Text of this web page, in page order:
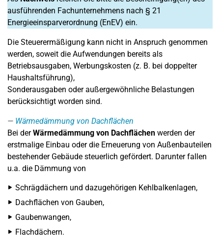
ausführenden Fachunternehmens nach § 21
Energieeinsparverordnung (EnEV) ein.
Die Steuerermäßigung kann nicht in Anspruch genommen
werden, soweit die Aufwendungen bereits als
Betriebsausgaben, Werbungskosten (z. B. bei doppelter
Haushaltsführung),
Sonderausgaben oder außergewöhnliche Belastungen
berücksichtigt worden sind.
Wärmedämmung von Dachflächen
Bei derWärmedämmung von Dachflächen werden der
erstmalige Einbau oder die Erneuerung von Außenbauteilen
bestehender Gebäude steuerlich gefördert. Darunter fallen
u.a. die Dämmung von
Schrägdächern und dazugehörigen Kehlbalkenlagen,
Dachflächen von Gauben,
Gaubenwangen,
Flachdächern.